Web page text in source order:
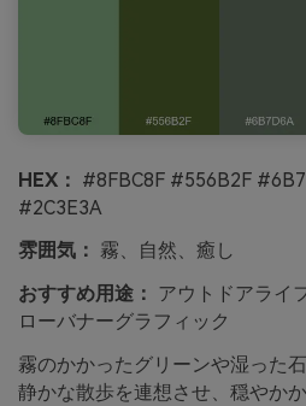
HEX： #8FBC8F #556B2F
#2C3E3A
雰囲気： 霧、自然、癒し
おすすめ用途： アウトドアライ
ローバナーグラフィック
霧のかかったグリーンや湿った
静かな散歩を連想させ、穏やか